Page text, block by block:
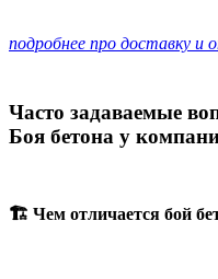
подробнее про доставку и
Часто задаваемые
Боя бетона у
🏗️ Чем отличается бой